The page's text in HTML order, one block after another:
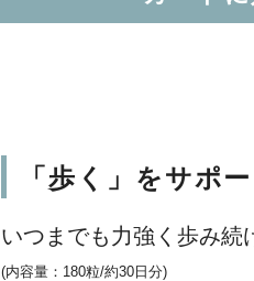
「歩く」をサポー
いつまでも力強く歩み続
(内容量：180粒/約30日分)